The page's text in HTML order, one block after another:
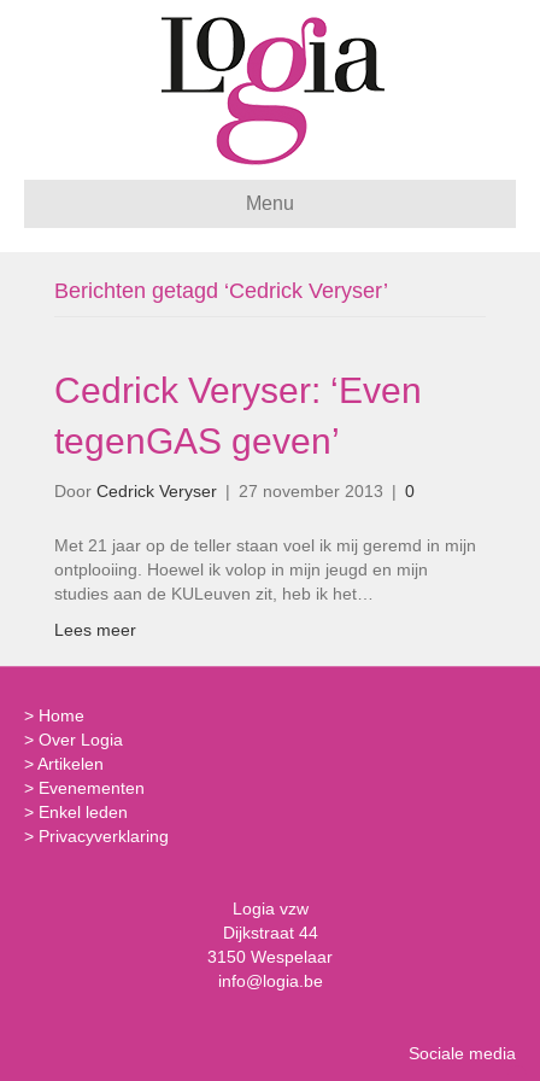
Menu
Berichten getagd ‘Cedrick Veryser’
Cedrick Veryser: ‘Even
tegenGAS geven’
Door Cedrick Veryser | 27 november 2013 | 0
Met 21 jaar op de teller staan voel ik mij geremd in mijn
ontplooiing. Hoewel ik volop in mijn jeugd en mijn
studies aan de KULeuven zit, heb ik het…
Lees meer
> Home
> Over Logia
>Artikelen
> Evenementen
> Enkel leden
> Privacyverklaring
Logia vzw
Dijkstraat 44
3150 Wespelaar
info@logia.be
Sociale media